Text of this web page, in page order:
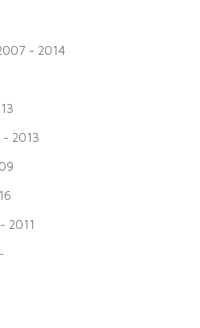
2007 - 2014
- 2013
2011